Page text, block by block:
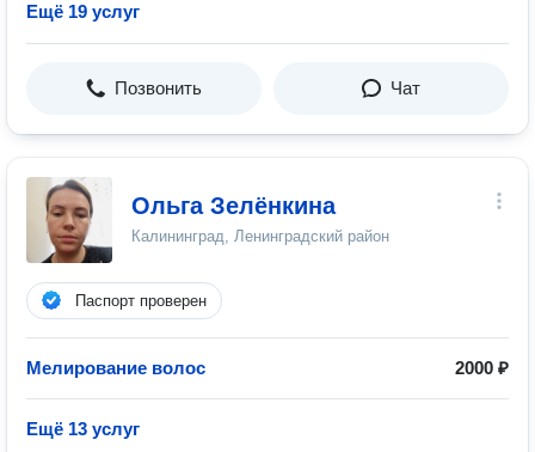
Ещё 19 услуг
Позвонить Чат
Ольга Зелёнкина
Калининград, Ленинградский район
Паспорт проверен
Мелирование волос 2000 ₽
Ещё 13 услуг